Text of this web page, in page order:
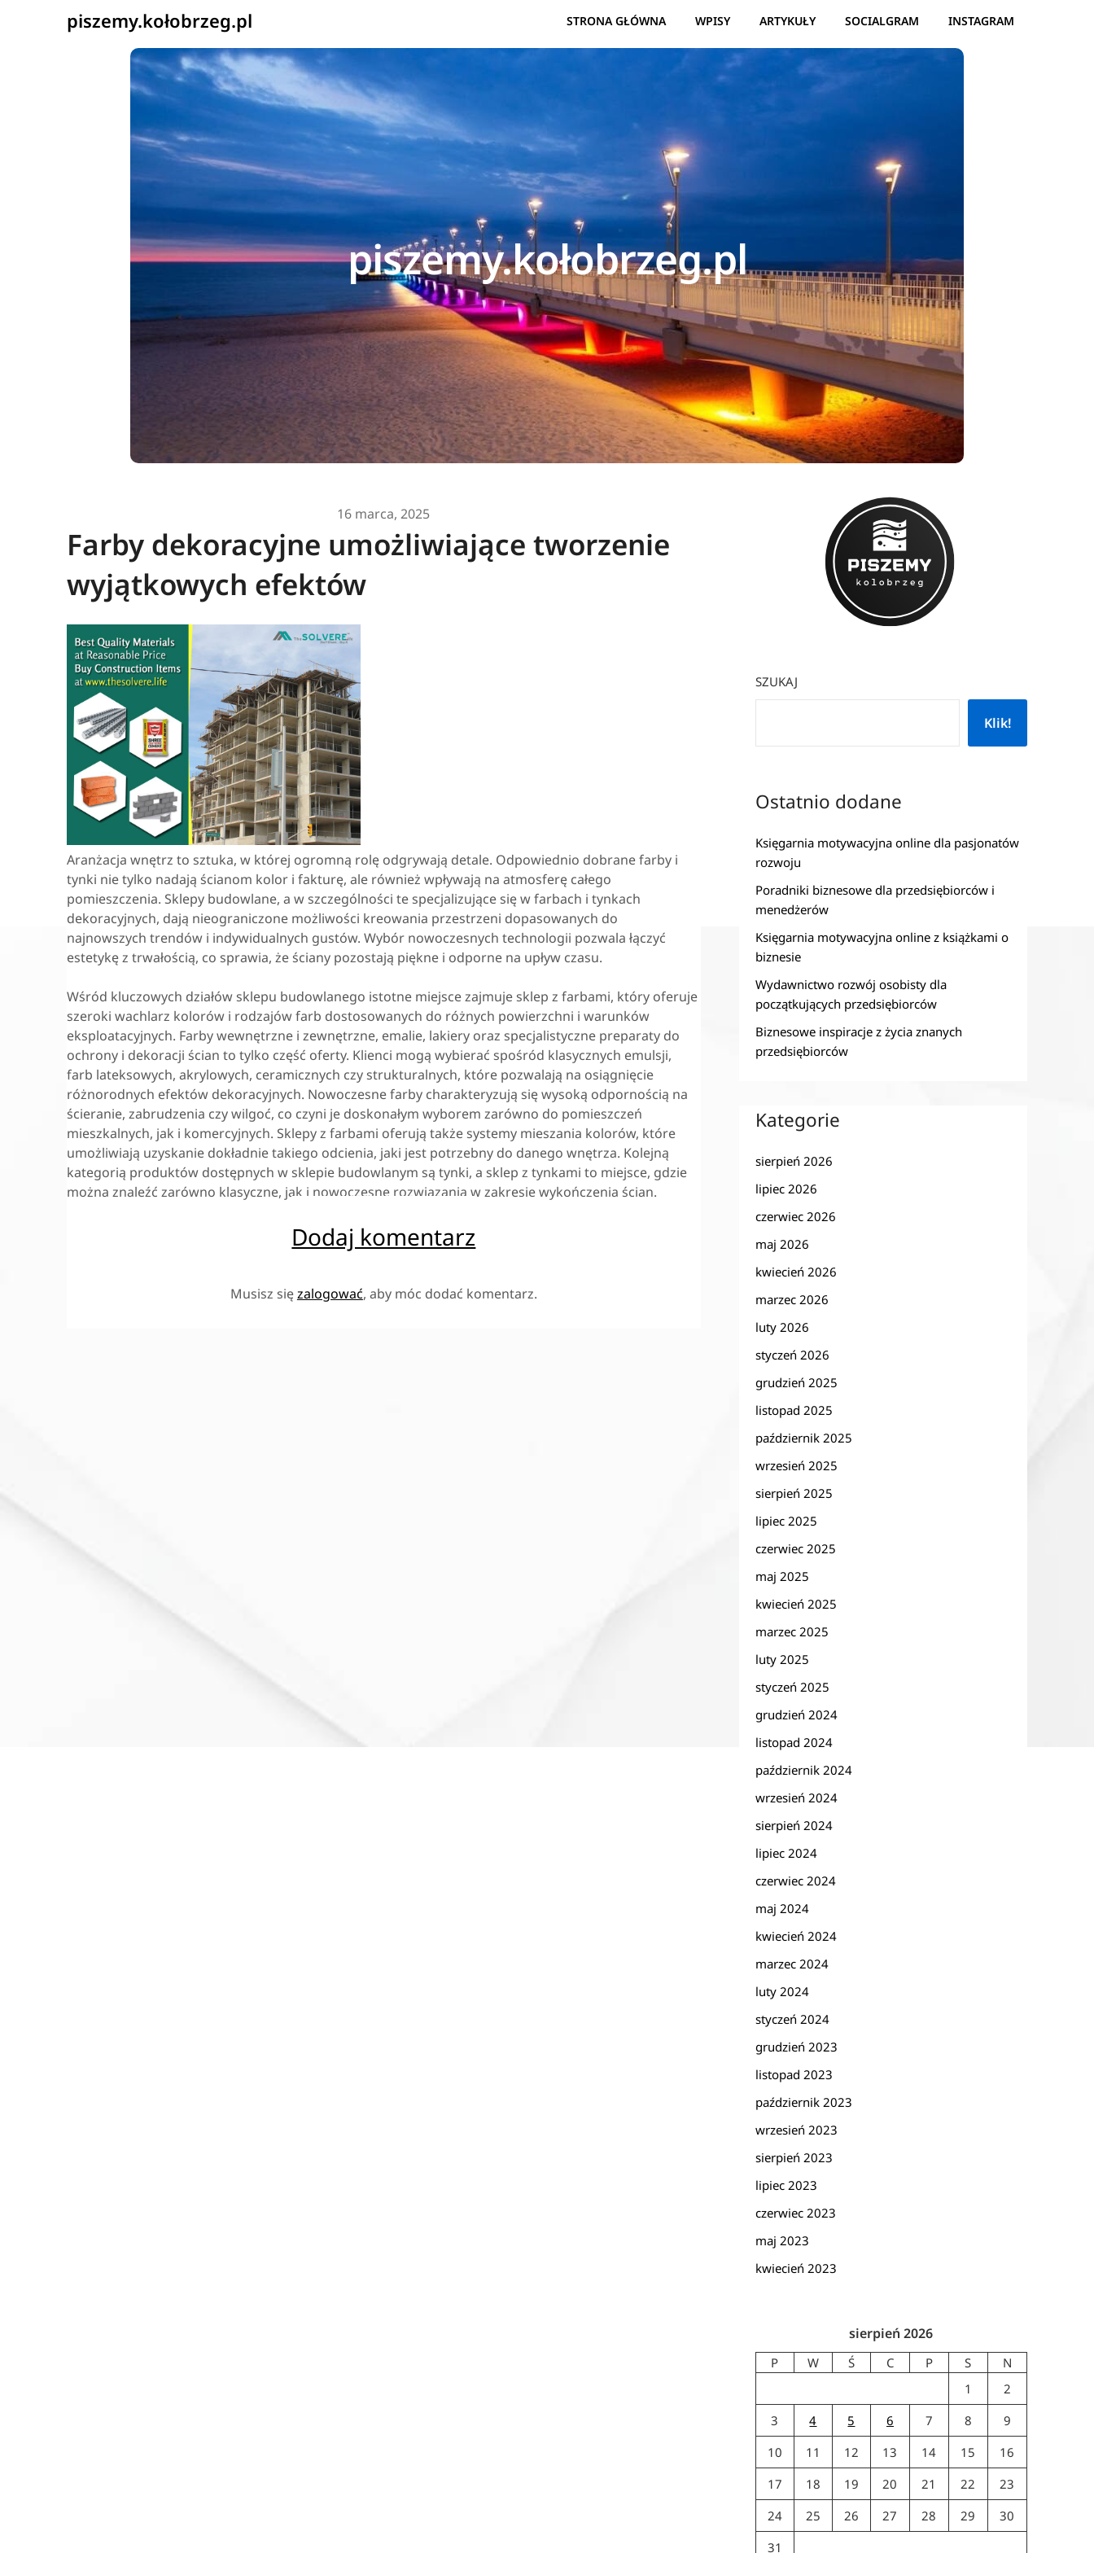
piszemy.kołobrzeg.pl STRONA GŁÓWNA WPISY ARTYKUŁY SOCIALGRAM INSTAGRAM
piszemy.kołobrzeg.pl
16 marca, 2025
Farby dekoracyjne umożliwiające tworzenie
wyjątkowych efektów
Aranżacja wnętrz to sztuka, w której ogromną rolę odgrywają detale. Odpowiednio dobrane farby i
tynki nie tylko nadają ścianom kolor i fakturę, ale również wpływają na atmosferę całego
pomieszczenia. Sklepy budowlane, a w szczególności te specjalizujące się w farbach i tynkach
dekoracyjnych, dają nieograniczone możliwości kreowania przestrzeni dopasowanych do
najnowszych trendów i indywidualnych gustów. Wybór nowoczesnych technologii pozwala łączyć
estetykę z trwałością, co sprawia, że ściany pozostają piękne i odporne na upływ czasu.
Wśród kluczowych działów sklepu budowlanego istotne miejsce zajmuje sklep z farbami, który oferuje
szeroki wachlarz kolorów i rodzajów farb dostosowanych do różnych powierzchni i warunków
eksploatacyjnych. Farby wewnętrzne i zewnętrzne, emalie, lakiery oraz specjalistyczne preparaty do
ochrony i dekoracji ścian to tylko część oferty. Klienci mogą wybierać spośród klasycznych emulsji,
farb lateksowych, akrylowych, ceramicznych czy strukturalnych, które pozwalają na osiągnięcie
różnorodnych efektów dekoracyjnych. Nowoczesne farby charakteryzują się wysoką odpornością na
ścieranie, zabrudzenia czy wilgoć, co czyni je doskonałym wyborem zarówno do pomieszczeń
mieszkalnych, jak i komercyjnych. Sklepy z farbami oferują także systemy mieszania kolorów, które
umożliwiają uzyskanie dokładnie takiego odcienia, jaki jest potrzebny do danego wnętrza. Kolejną
kategorią produktów dostępnych w sklepie budowlanym są tynki, a sklep z tynkami to miejsce, gdzie
można znaleźć zarówno klasyczne, jak i nowoczesne rozwiązania w zakresie wykończenia ścian.
Dodaj komentarz
Musisz sięzalogować, aby móc dodać komentarz.
SZUKAJ
Klik!
Ostatnio dodane
Księgarnia motywacyjna online dla pasjonatów
rozwoju
Poradniki biznesowe dla przedsiębiorców i
menedżerów
Księgarnia motywacyjna online z książkami o
biznesie
Wydawnictwo rozwój osobisty dla
początkujących przedsiębiorców
Biznesowe inspiracje z życia znanych
przedsiębiorców
Kategorie
sierpień 2026
lipiec 2026
czerwiec 2026
maj 2026
kwiecień 2026
marzec 2026
luty 2026
styczeń 2026
grudzień 2025
listopad 2025
październik 2025
wrzesień 2025
sierpień 2025
lipiec 2025
czerwiec 2025
maj 2025
kwiecień 2025
marzec 2025
luty 2025
styczeń 2025
grudzień 2024
listopad 2024
październik 2024
wrzesień 2024
sierpień 2024
lipiec 2024
czerwiec 2024
maj 2024
kwiecień 2024
marzec 2024
luty 2024
styczeń 2024
grudzień 2023
listopad 2023
październik 2023
wrzesień 2023
sierpień 2023
lipiec 2023
czerwiec 2023
maj 2023
kwiecień 2023
sierpień 2026
P W Ś C P S
N
1
2
3
4 5 6 7 8
9
10
11 12 13 14 15
16
17
18 19 20 21 22
23
24
25 26 27 28 29
30
31